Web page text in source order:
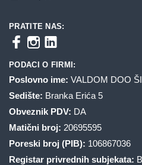
PRATITE NAS:
PODACI O FIRMI:
Poslovno ime: VALDOM DOO
Sedište: Branka Erića 5
Obveznik PDV: DA
Matični broj: 20695595
Poreski broj (PIB): 106867036
Registar privrednih subjekata: